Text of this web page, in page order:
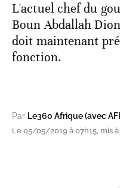
L'actuel chef du
Boun Abdallah
doit maintenant
fonction.
Par Le360 Afrique (avec
Le 05/05/2019 à 07h15, mis